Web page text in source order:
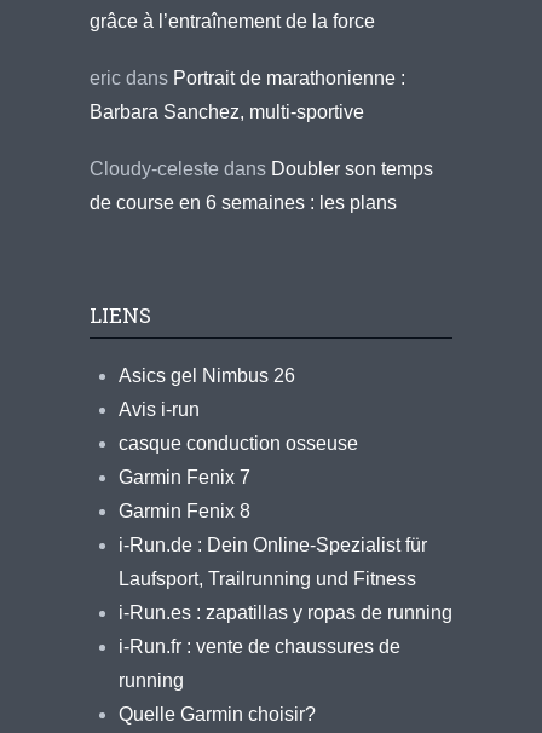
grâce à l’entraînement de la force
eric dans Portrait de marathonienne :
Barbara Sanchez, multi-sportive
Cloudy-celeste dans Doubler son temps
de course en 6 semaines : les plans
LIENS
Asics gel Nimbus 26
Avis i-run
casque conduction osseuse
Garmin Fenix 7
Garmin Fenix 8
i-Run.de : Dein Online-Spezialist für
Laufsport, Trailrunning und Fitness
i-Run.es : zapatillas y ropas de running
i-Run.fr : vente de chaussures de
running
Quelle Garmin choisir?